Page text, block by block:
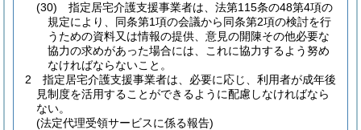
(30)
指定居宅介護支援事業者は、法第115条の48第4項の
規定により、同条第1項の会議から同条第2項の検討を行
うための資料又は情報の提供、意見の開陳その他必要な
協力の求めがあった場合には、これに協力するよう努め
なければならないこと。
2
指定居宅介護支援事業者は、必要に応じ、利用者が成年後
見制度を活用することができるように配慮しなければなら
ない。
(法定代理受領サービスに係る報告)